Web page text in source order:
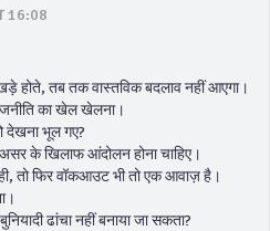
16:08
होते, तब तक वास्तविक बदलाव नहीं आएगा।
का खेल खेलना।
देखना भूल गए?
के खिलाफ आंदोलन होना चाहिए।
तो फिर वॉकआउट भी तो एक आवाज़ है।
ढांचा नहीं बनाया जा सकता?